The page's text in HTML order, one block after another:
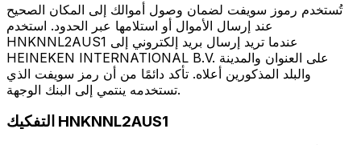
تُستخدم رموز سويفت لضمان وصول أموالك إلى المكان الصحيح
عند إرسال الأموال أو استلامها عبر الحدود. استخدم
HNKNNL2AUS1 عندما تريد إرسال بريد إلكتروني إلى
HEINEKEN INTERNATIONAL B.V. على العنوان والمدينة
والبلد المذكورين أعلاه. تأكد دائمًا من أن رمز سويفت الذي
تستخدمه ينتمي إلى البنك الوجهة.
التفكيك HNKNNL2AUS1